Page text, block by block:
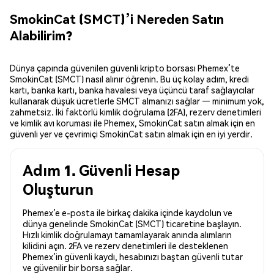
SmokinCat (SMCT)’i Nereden Satın
Alabilirim?
Dünya çapında güvenilen güvenli kripto borsası Phemex’te
SmokinCat (SMCT) nasıl alınır öğrenin. Bu üç kolay adım, kredi
kartı, banka kartı, banka havalesi veya üçüncü taraf sağlayıcılar
kullanarak düşük ücretlerle SMCT almanızı sağlar — minimum yok,
zahmetsiz. İki faktörlü kimlik doğrulama (2FA), rezerv denetimleri
ve kimlik avı koruması ile Phemex, SmokinCat satın almak için en
güvenli yer ve çevrimiçi SmokinCat satın almak için en iyi yerdir.
Adım 1. Güvenli Hesap
Oluşturun
Phemex’e e-posta ile birkaç dakika içinde kaydolun ve
dünya genelinde SmokinCat (SMCT) ticaretine başlayın.
Hızlı kimlik doğrulamayı tamamlayarak anında alımların
kilidini açın. 2FA ve rezerv denetimleri ile desteklenen
Phemex’in güvenli kaydı, hesabınızı baştan güvenli tutar
ve güvenilir bir borsa sağlar.